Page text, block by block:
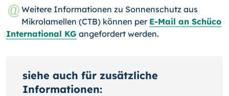
Weitere Informationen zu Sonnenschutz aus
Mikrolamellen (CTB) können per E-Mail an Schüco
International KG angefordert werden.
siehe auch für zusätzliche
Informationen: